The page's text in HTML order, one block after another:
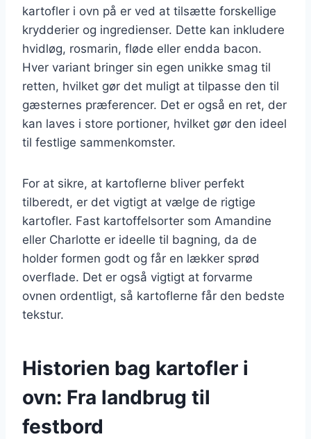
kartofler i ovn på er ved at tilsætte forskellige
krydderier og ingredienser. Dette kan inkludere
hvidløg, rosmarin, fløde eller endda bacon.
Hver variant bringer sin egen unikke smag til
retten, hvilket gør det muligt at tilpasse den til
gæsternes præferencer. Det er også en ret, der
kan laves i store portioner, hvilket gør den ideel
til festlige sammenkomster.
For at sikre, at kartoflerne bliver perfekt
tilberedt, er det vigtigt at vælge de rigtige
kartofler. Fast kartoffelsorter som Amandine
eller Charlotte er ideelle til bagning, da de
holder formen godt og får en lækker sprød
overflade. Det er også vigtigt at forvarme
ovnen ordentligt, så kartoflerne får den bedste
tekstur.
Historien bag kartofler i
ovn: Fra landbrug til
festbord